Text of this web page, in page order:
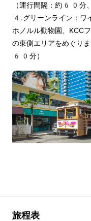
（運行間隔：約60
4.グリーンライン：ワ
ホノルル動物園、KCC
の東側エリアをめぐり
60分）
旅程表